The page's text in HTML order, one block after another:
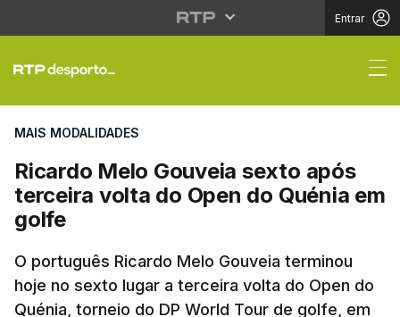
Entrar
Ricardo Melo
MAIS MODALIDADES
Ricardo Melo Gouveia sexto após
terceira volta do Open do Quénia em
golfe
O português Ricardo Melo Gouveia terminou
hoje no sexto lugar a terceira volta do Open do
Quénia, torneio do DP World Tour de golfe, em